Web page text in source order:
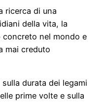
ricerca di una
della vita, la
nel mondo e
mai creduto
durata dei legami
prime volte e sulla